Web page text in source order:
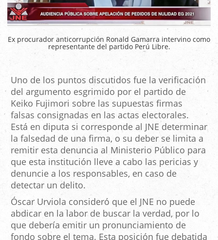
Ex procurador anticorrupción Ronald Gamarra intervino como
representante del partido Perú Libre.
Uno de los puntos discutidos fue la verificación
del argumento esgrimido por el partido de
Keiko Fujimori sobre las supuestas firmas
falsas consignadas en las actas electorales.
Está en diputa si corresponde al JNE determinar
la falsedad de una firma, o su deber se limita a
remitir esta denuncia al Ministerio Público para
que esta institución lleve a cabo las pericias y
denuncie a los responsables, en caso de
detectar un delito.
Óscar Urviola consideró que el JNE no puede
abdicar en la labor de buscar la verdad, por lo
que debería emitir un pronunciamiento de
fondo sobre el tema. Esta posición fue debatida